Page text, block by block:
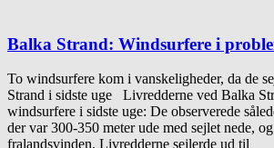
Balka Strand: Windsurfere i
To windsurfere kom i vanskeligheder, da de
Strand i sidste uge Livredderne ved Balka
windsurfere i sidste uge: De observerede
der var 300-350 meter ude med sejlet nede,
fralandsvinden. Livredderne sejlerde ud til